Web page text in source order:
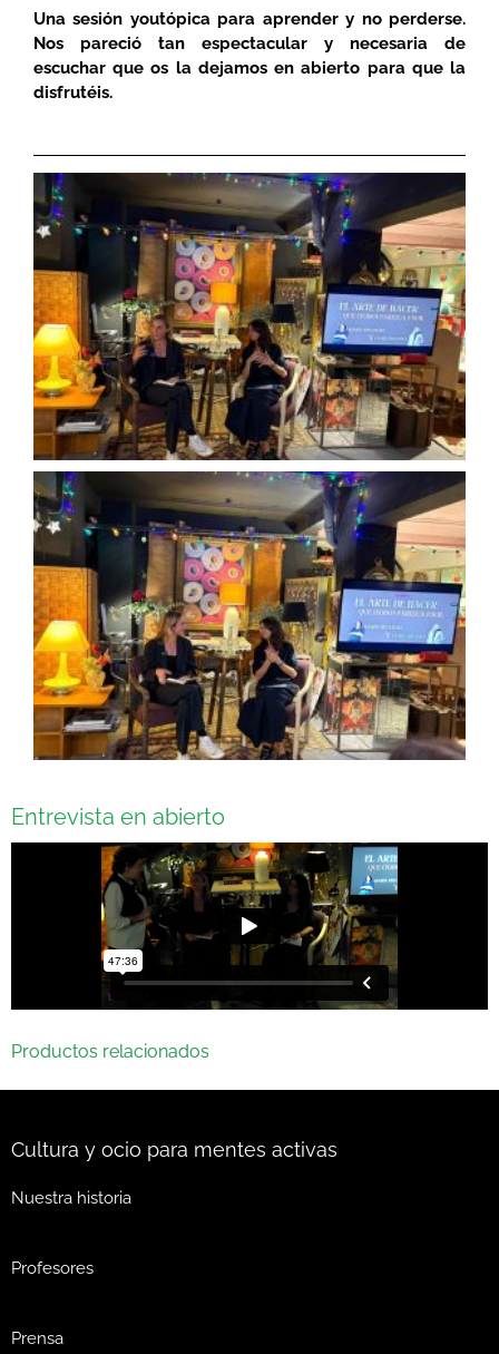
Una sesión youtópica para aprender y no perderse.
Nos pareció tan espectacular y necesaria de
escuchar que os la dejamos en abierto para que la
disfrutéis.
Entrevista en abierto
Productos relacionados
Cultura y ocio para mentes activas
Nuestra historia
Profesores
Prensa